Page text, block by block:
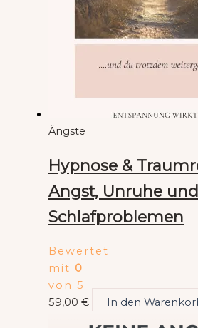
Ängste
Hypnose &
Angst, Unruhe und
Schlafproblemen
Bewertet
mit 0
von 5
59,00 € In den